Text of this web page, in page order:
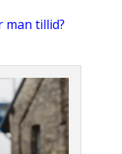
man tillid?